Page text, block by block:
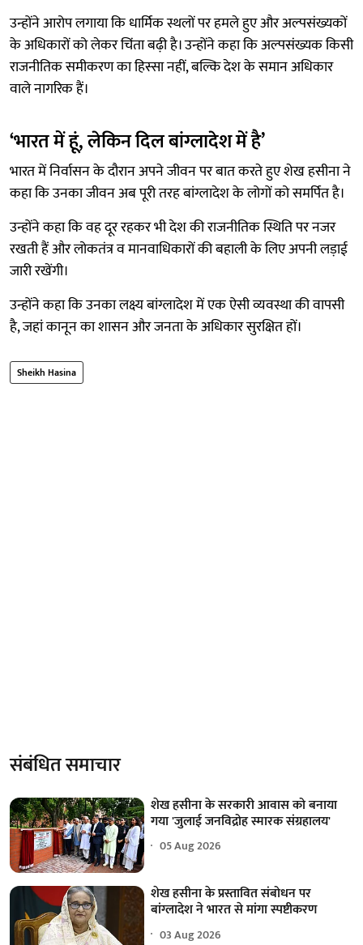
उन्होंने आरोप लगाया कि धार्मिक स्थलों पर हमले हुए और अल्पसंख्यकों
के अधिकारों को लेकर चिंता बढ़ी है। उन्होंने कहा कि अल्पसंख्यक किसी
राजनीतिक समीकरण का हिस्सा नहीं, बल्कि देश के समान अधिकार
वाले नागरिक हैं।
‘भारत में हूं, लेकिन दिल बांग्लादेश में है’
भारत में निर्वासन के दौरान अपने जीवन पर बात करते हुए शेख हसीना ने
कहा कि उनका जीवन अब पूरी तरह बांग्लादेश के लोगों को समर्पित है।
उन्होंने कहा कि वह दूर रहकर भी देश की राजनीतिक स्थिति पर नजर
रखती हैं और लोकतंत्र व मानवाधिकारों की बहाली के लिए अपनी लड़ाई
जारी रखेंगी।
उन्होंने कहा कि उनका लक्ष्य बांग्लादेश में एक ऐसी व्यवस्था की वापसी
है, जहां कानून का शासन और जनता के अधिकार सुरक्षित हों।
Sheikh Hasina
संबंधित समाचार
शेख हसीना के सरकारी आवास को बनाया
गया 'जुलाई जनविद्रोह स्मारक संग्रहालय'
05 Aug 2026
शेख हसीना के प्रस्तावित संबोधन पर
बांग्लादेश ने भारत से मांगा स्पष्टीकरण
03 Aug 2026